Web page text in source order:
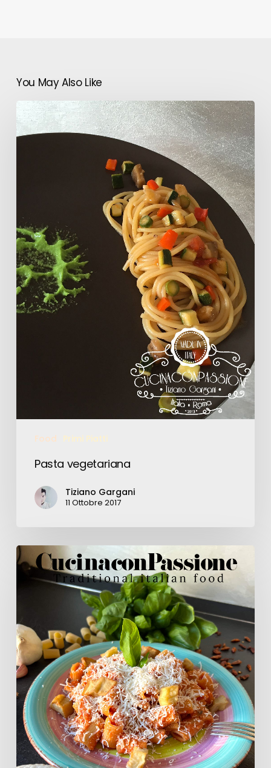
You May Also Like
Food Primi Piatti
Pasta
vegetariana
Pasta vegetariana
Tiziano Gargani
11 Ottobre 2017
L’isola
che